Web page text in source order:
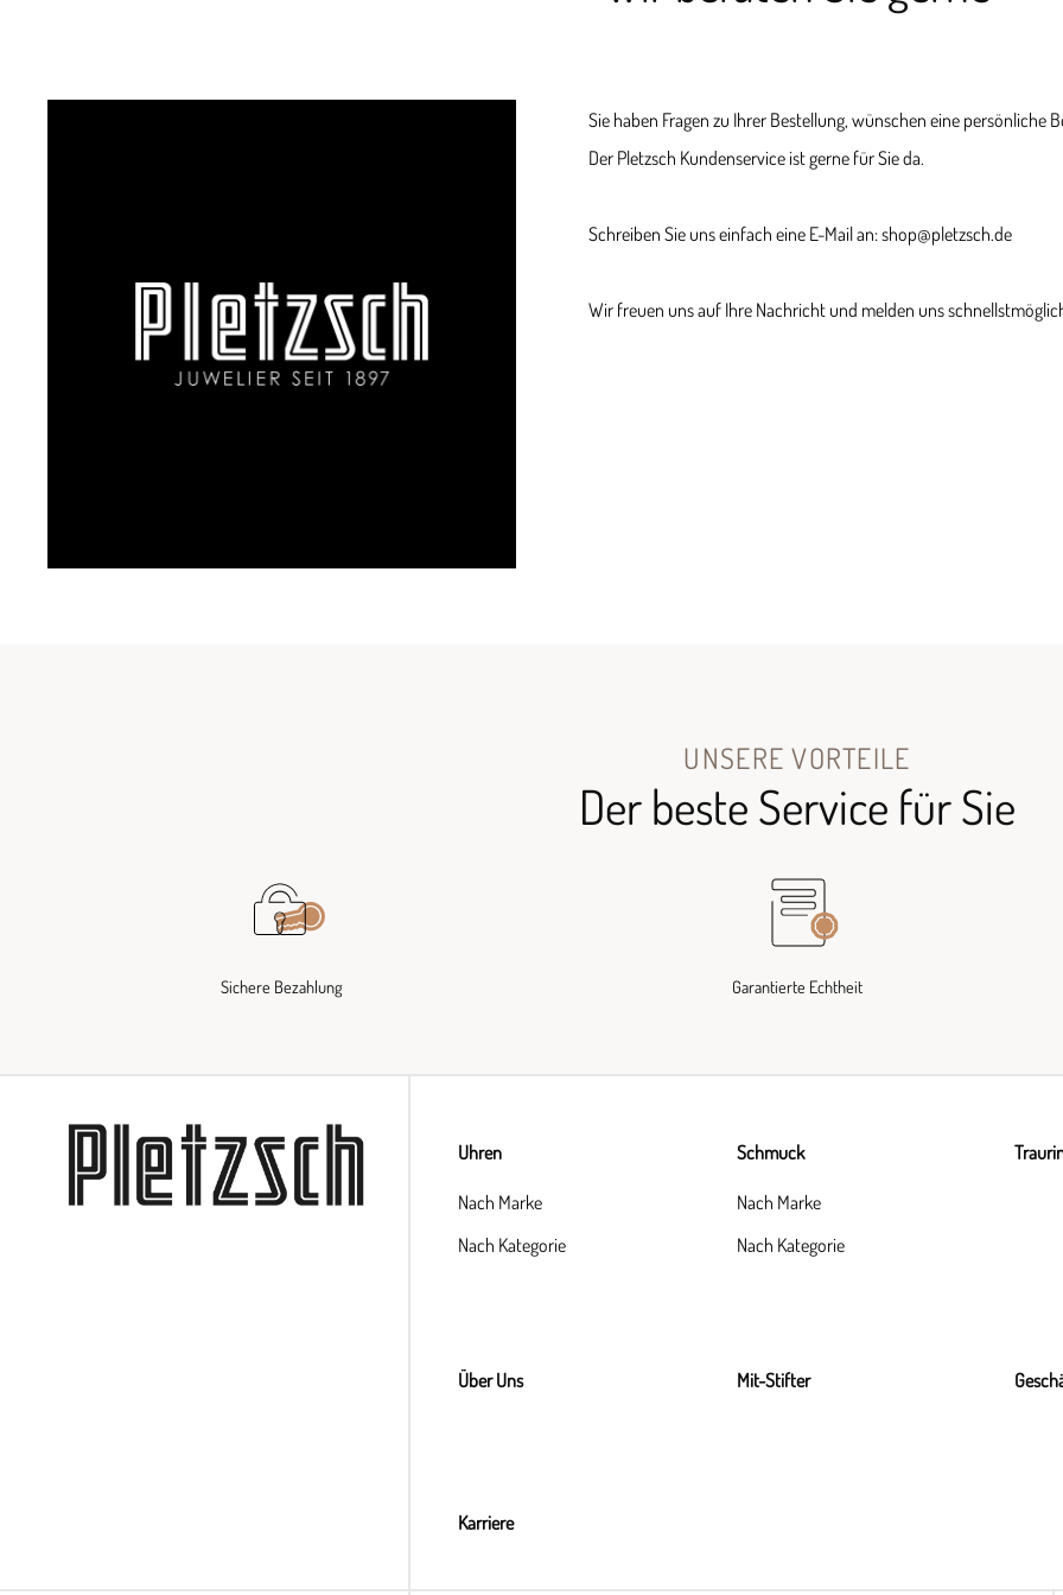
Sie haben Fragen zu Ihrer Bestellung, wünschen eine persönliche
Der Pletzsch Kundenservice ist gerne für Sie da.
Schreiben Sie uns einfach eine E-Mail an: shop@pletzsch.de
Wir freuen uns auf Ihre Nachricht und melden uns
UNSERE VORTEILE
Der beste Service für Sie
Sichere Bezahlung Garantierte Echtheit
Uhren
Nach Marke
Nach Kategorie
Schmuck
Nach Marke
Nach Kategorie
Über Uns Mit-Stifter
Karriere